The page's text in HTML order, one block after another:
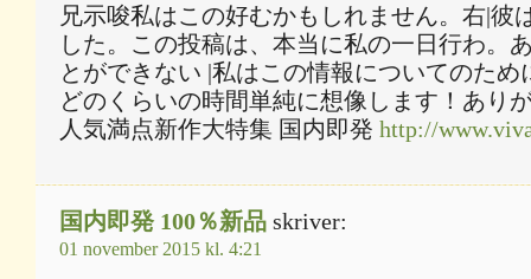
兄示唆私はこの好むかもしれません。右|彼
した。この投稿は、本当に私の一日行わ。
とができない |私はこの情報についてのため
どのくらいの時間単純に想像します！あり
人気満点新作大特集 国内即発 http://
国内即発 100％新品 skriver:
01 november 2015 kl. 4:21